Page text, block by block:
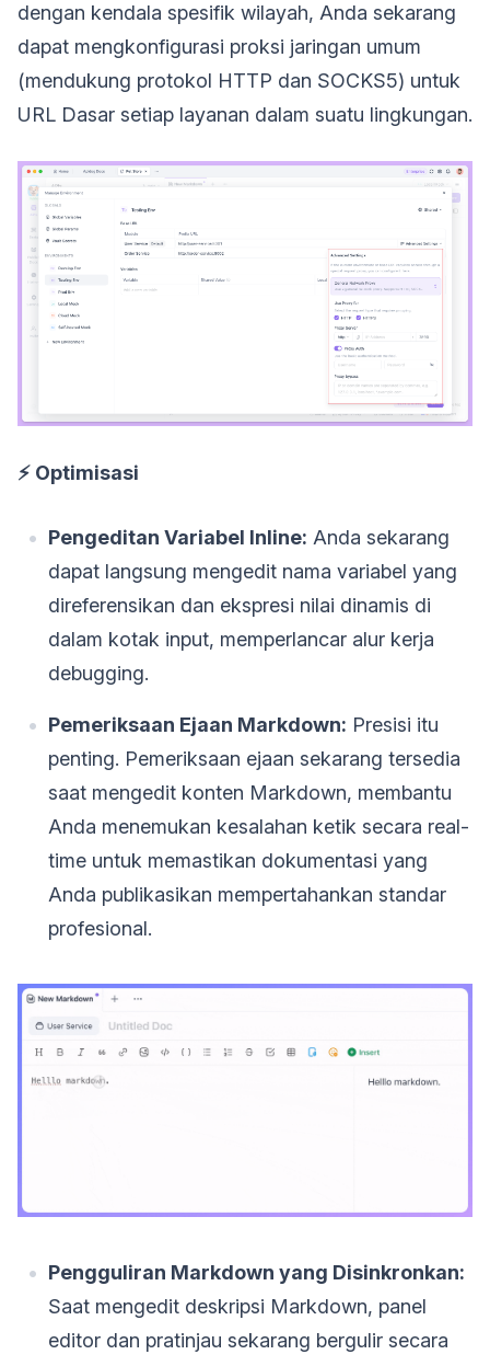
dengan kendala spesifik wilayah, Anda sekarang
dapat mengkonfigurasi proksi jaringan umum
(mendukung protokol HTTP dan SOCKS5) untuk
URL Dasar setiap layanan dalam suatu lingkungan.
⚡️ Optimisasi
Pengeditan Variabel Inline: Anda sekarang
dapat langsung mengedit nama variabel yang
direferensikan dan ekspresi nilai dinamis di
dalam kotak input, memperlancar alur kerja
debugging.
Pemeriksaan Ejaan Markdown: Presisi itu
penting. Pemeriksaan ejaan sekarang tersedia
saat mengedit konten Markdown, membantu
Anda menemukan kesalahan ketik secara real-
time untuk memastikan dokumentasi yang
Anda publikasikan mempertahankan standar
profesional.
Pengguliran Markdown yang Disinkronkan:
Saat mengedit deskripsi Markdown, panel
editor dan pratinjau sekarang bergulir secara